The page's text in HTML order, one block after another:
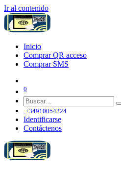
Ir al contenido
Inicio
Comprar QR acceso
Comprar SMS
0
+34910054224
Identificarse
Contáctenos